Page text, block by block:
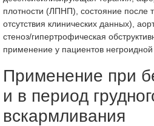
плотности (ЛПНП), состояние после
отсутствия клинических данных),
стеноз/гипертрофическая
применение у пациентов негроидной
Применение при
и в период
вскармливания